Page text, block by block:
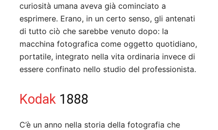
curiosità umana aveva già cominciato a
esprimere. Erano, in un certo senso, gli antenati
di tutto ciò che sarebbe venuto dopo: la
macchina fotografica come oggetto quotidiano,
portatile, integrato nella vita ordinaria invece di
essere confinato nello studio del professionista.
Kodak 1888
C’è un anno nella storia della fotografia che